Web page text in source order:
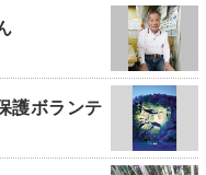
護ボランテ